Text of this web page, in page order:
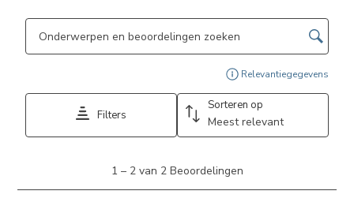
Onderwerpen en beoordelingen zoeken per regio
Relevantiegegevens
Filters
Sorteren op
Meest relevant
2
1 – 2 van 2 Beoordelingen